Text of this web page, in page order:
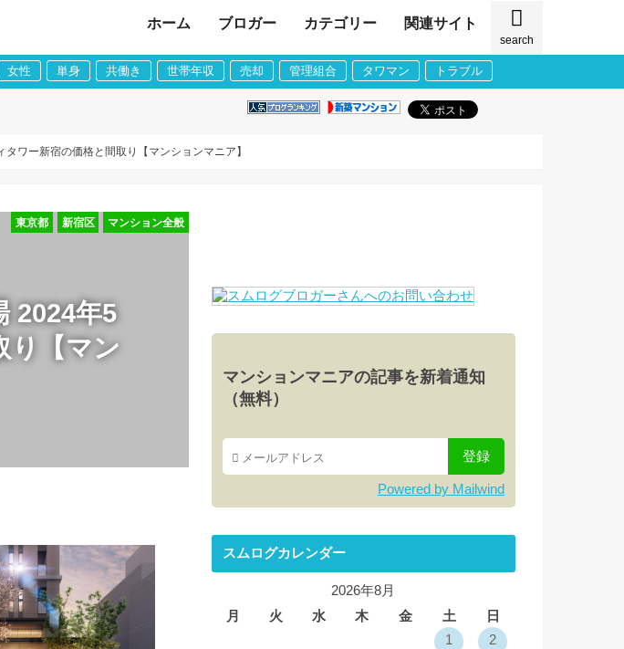
search
ホーム ブロガー カテゴリー 関連サイト
女性 単身 共働き 世帯年収 売却 管理組合 タワマン トラブル
ワー新宿の価格と間取り【マンションマニア】
2024年5
り【マン
マンション全般
新宿区
東京都
マンションマニアの記事を新着通知
（無料）
Powered by Mailwind
スムログカレンダー
2026年8月
月
火 水 木 金 土
日
1
2